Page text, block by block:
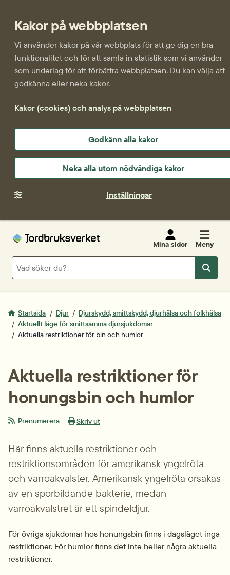
Kakor på webbplatsen
Vi använder kakor på vår webbplats för att ge dig en bra
funktionalitet och för att samla in statistik som vi använder
som underlag för att förbättra webbplatsen. Du kan välja att
godkänna eller neka kakor.
Kakor (cookies) och analys på webbplatsen
Godkänn alla kakor
Neka alla utom nödvändiga kakor
Inställningar
Mina sidor Meny
Sök
Sök
Startsida Djur
Djurskydd, smittskydd, djurhälsa och folkhälsa
Aktuellt läge för smittsamma djursjukdomar
Aktuella restriktioner för bin och humlor
Aktuella restriktioner för
honungsbin och humlor
Prenumerera Skriv ut
Här finns aktuella restriktioner och
restriktionsområden för amerikansk yngelröta
och varroakvalster. Amerikansk yngelröta orsakas
av en sporbildande bakterie, medan
varroakvalstret är ett spindeldjur.
För övriga sjukdomar hos honungsbin finns i dagsläget inga
restriktioner. För humlor finns det inte heller några aktuella
restriktioner.